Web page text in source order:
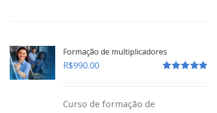
Formação de multiplicadores
R$990.00
Curso de formação de